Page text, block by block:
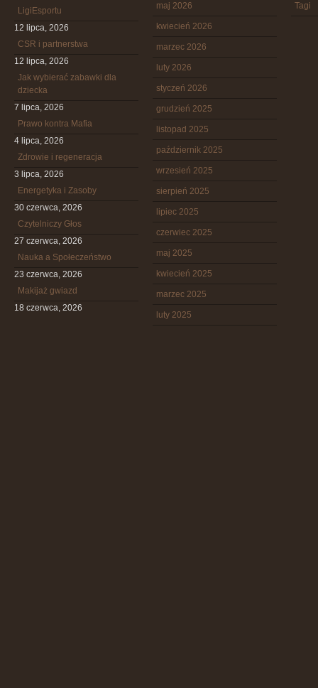
LigiEsportu
12 lipca, 2026
CSR i partnerstwa
12 lipca, 2026
Jak wybierać zabawki dla
dziecka
7 lipca, 2026
Prawo kontra Mafia
4 lipca, 2026
Zdrowie i regeneracja
3 lipca, 2026
Energetyka i Zasoby
30 czerwca, 2026
Czytelniczy Głos
27 czerwca, 2026
Nauka a Społeczeństwo
23 czerwca, 2026
Makijaż gwiazd
18 czerwca, 2026
maj 2026
kwiecień 2026
marzec 2026
luty 2026
styczeń 2026
grudzień 2025
listopad 2025
październik 2025
wrzesień 2025
sierpień 2025
lipiec 2025
czerwiec 2025
maj 2025
kwiecień 2025
marzec 2025
luty 2025
Tagi